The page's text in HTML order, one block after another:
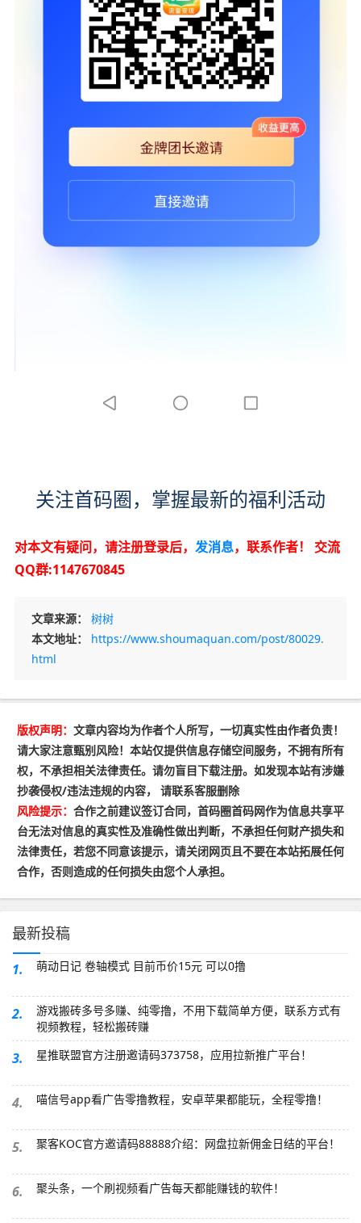
关注首码圈，掌握最新的福利活动
对本文有疑问，请注册登录后， 发消息，联系作者！ 交流
QQ群:1147670845
文章来源：
树树
本文地址：
https://www.shoumaquan.com/post/80029.
html
版权声明： 文章内容均为作者个人所写，一切真实性由作者负责！
请大家注意甄别风险！本站仅提供信息存储空间服务，不拥有所有
权，不承担相关法律责任。请勿盲目下载注册。如发现本站有涉嫌
抄袭侵权/违法违规的内容， 请联系客服删除
风险提示： 合作之前建议签订合同，首码圈首码网作为信息共享平
台无法对信息的真实性及准确性做出判断，不承担任何财产损失和
法律责任，若您不同意该提示，请关闭网页且不要在本站拓展任何
合作，否则造成的任何损失由您个人承担。
最新投稿
1. 萌动日记 卷轴模式 目前币价15元 可以0撸
2.
游戏搬砖多号多赚、纯零撸，不用下载简单方便，联系方式有
视频教程，轻松搬砖赚
3. 星推联盟官方注册邀请码373758，应用拉新推广平台！
4. 喵信号app看广告零撸教程，安卓苹果都能玩，全程零撸！
5. 聚客KOC官方邀请码88888介绍：网盘拉新佣金日结的平台！
6. 聚头条，一个刷视频看广告每天都能赚钱的软件！